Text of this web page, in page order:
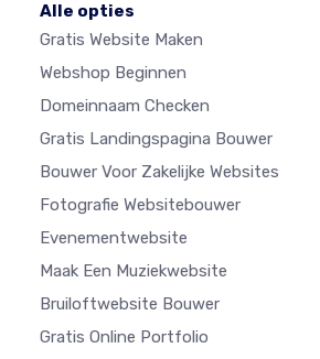
Alle opties
Gratis Website Maken
Webshop Beginnen
Domeinnaam Checken
Gratis Landingspagina Bouwer
Bouwer Voor Zakelijke Websites
Fotografie Websitebouwer
Evenementwebsite
Maak Een Muziekwebsite
Bruiloftwebsite Bouwer
Gratis Online Portfolio